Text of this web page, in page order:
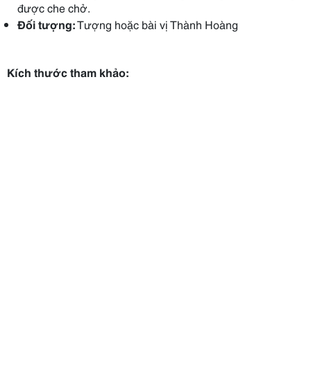
được che chở.
Đối tượng:Tượng hoặc bài vị Thành Hoàng
Kích thước tham khảo: